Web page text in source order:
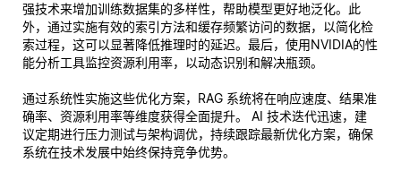
强技术来增加训练数据集的多样性，帮助模型更好地泛化。此
外，通过实施有效的索引方法和缓存频繁访问的数据，以简化检
索过程，这可以显著降低推理时的延迟。最后，使用NVIDIA的性
能分析工具监控资源利用率，以动态识别和解决瓶颈。
通过系统性实施这些优化方案，RAG 系统将在响应速度、结果准
确率、资源利用率等维度获得全面提升。 AI 技术迭代迅速，建
议定期进行压力测试与架构调优，持续跟踪最新优化方案，确保
系统在技术发展中始终保持竞争优势。